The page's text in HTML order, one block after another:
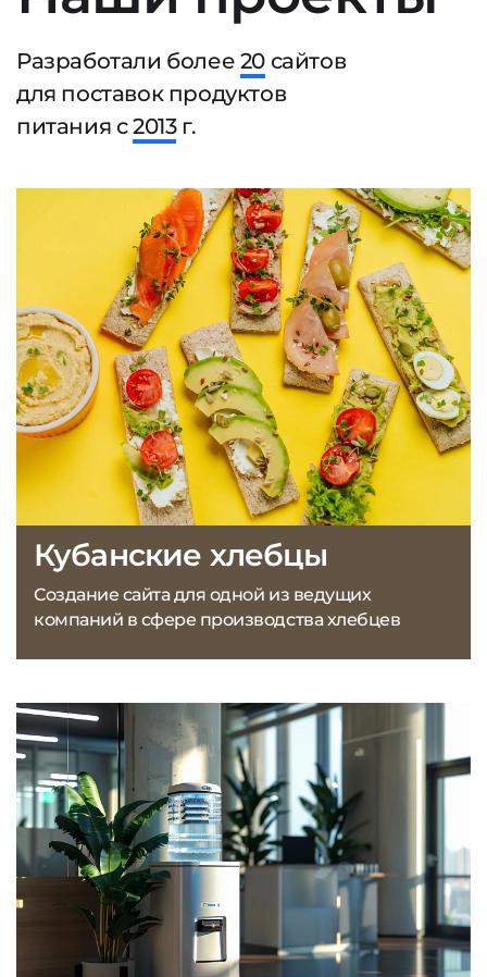
Разработали более 20 сайтов
для поставок продуктов
питания с2013г.
Кубанские хлебцы
Создание сайта для одной из ведущих
компаний в сфере производства хлебцев